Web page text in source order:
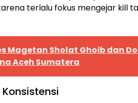
terlalu fokus mengejar kill
Magetan Sholat Ghoib dan
Aceh Sumatera